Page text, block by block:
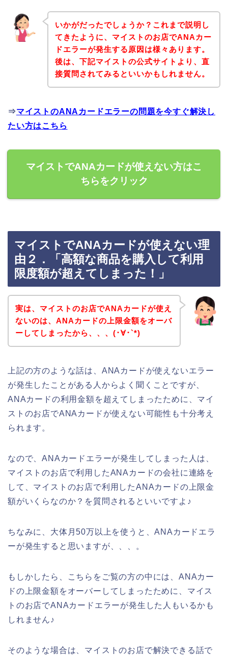
いかがだったでしょうか？これまで説明し
てきたように、マイストのお店でANAカー
ドエラーが発生する原因は様々あります。
後は、下記マイストの公式サイトより、直
接質問されてみるといいかもしれません。
⇒マイストのANAカードエラーの問題を今すぐ解決し
たい方はこちら
マイストでANAカードが使えない方はこ
ちらをクリック
マイストでANAカードが使えない理
由２．「高額な商品を購入して利用
限度額が超えてしまった！」
実は、マイストのお店でANAカードが使え
ないのは、ANAカードの上限金額をオーバ
ーしてしまったから、、、(･∀･`*)
上記の方のような話は、ANAカードが使えないエラー
が発生したことがある人からよく聞くことですが、
ANAカードの利用金額を超えてしまったために、マイ
ストのお店でANAカードが使えない可能性も十分考え
られます。
なので、ANAカードエラーが発生してしまった人は、
マイストのお店で利用したANAカードの会社に連絡を
して、マイストのお店で利用したANAカードの上限金
額がいくらなのか？を質問されるといいですよ♪
ちなみに、大体月50万以上を使うと、ANAカードエラ
ーが発生すると思いますが、、、。
もしかしたら、こちらをご覧の方の中には、ANAカー
ドの上限金額をオーバーしてしまったために、マイス
トのお店でANAカードエラーが発生した人もいるかも
しれません♪
そのような場合は、マイストのお店で解決できる話で